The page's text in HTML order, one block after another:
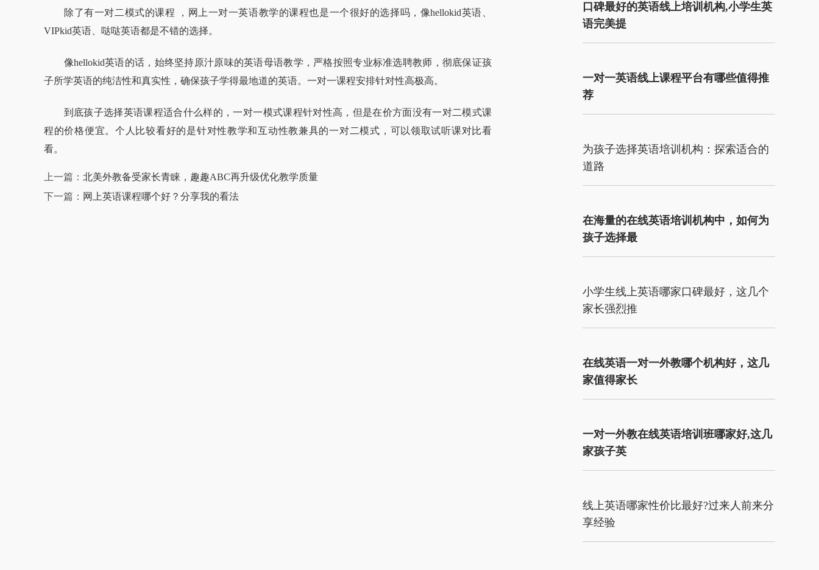
除了有一对二模式的课程 ，网上一对一英语教学的课程也是一个很好的选择吗，像hellokid英语、
VIPkid英语、哒哒英语都是不错的选择。
像hellokid英语的话，始终坚持原汁原味的英语母语教学，严格按照专业标准选聘教师，彻底保证孩
子所学英语的纯洁性和真实性，确保孩子学得最地道的英语。一对一课程安排针对性高极高。
到底孩子选择英语课程适合什么样的，一对一模式课程针对性高，但是在价方面没有一对二模式课
程的价格便宜。个人比较看好的是针对性教学和互动性教兼具的一对二模式，可以领取试听课对比看
看。
上一篇： 北美外教备受家长青睐，趣趣ABC再升级优化教学质量
下一篇： 网上英语课程哪个好？分享我的看法
口碑最好的英语线上培训机构,小学生英
语完美提
一对一英语线上课程平台有哪些值得推
荐
为孩子选择英语培训机构：探索适合的
道路
在海量的在线英语培训机构中，如何为
孩子选择最
小学生线上英语哪家口碑最好，这几个
家长强烈推
在线英语一对一外教哪个机构好，这几
家值得家长
一对一外教在线英语培训班哪家好,这几
家孩子英
线上英语哪家性价比最好?过来人前来分
享经验